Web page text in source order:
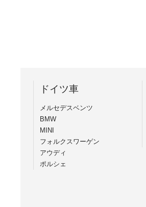
ドイツ車
メルセデスベンツ
BMW
MINI
フォルクスワーゲン
アウディ
ポルシェ